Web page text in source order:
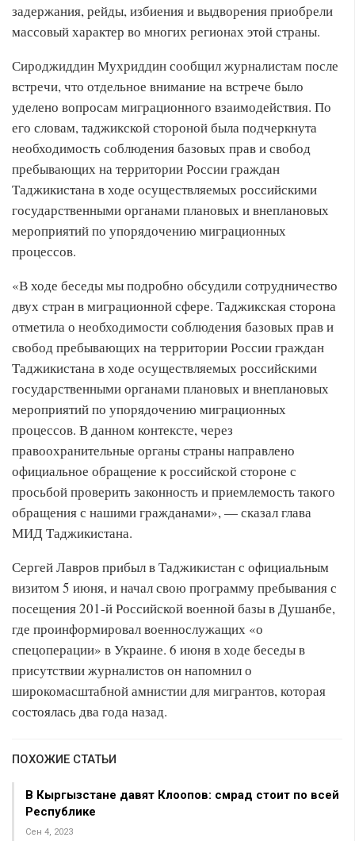
задержания, рейды, избиения и выдворения приобрели
массовый характер во многих регионах этой страны.
Сироджиддин Мухриддин сообщил журналистам после
встречи, что отдельное внимание на встрече было
уделено вопросам миграционного взаимодействия. По
его словам, таджикской стороной была подчеркнута
необходимость соблюдения базовых прав и свобод
пребывающих на территории России граждан
Таджикистана в ходе осуществляемых российскими
государственными органами плановых и внеплановых
мероприятий по упорядочению миграционных
процессов.
«В ходе беседы мы подробно обсудили сотрудничество
двух стран в миграционной сфере. Таджикская сторона
отметила о необходимости соблюдения базовых прав и
свобод пребывающих на территории России граждан
Таджикистана в ходе осуществляемых российскими
государственными органами плановых и внеплановых
мероприятий по упорядочению миграционных
процессов. В данном контексте, через
правоохранительные органы страны направлено
официальное обращение к российской стороне с
просьбой проверить законность и приемлемость такого
обращения с нашими гражданами», — сказал глава
МИД Таджикистана.
Сергей Лавров прибыл в Таджикистан с официальным
визитом 5 июня, и начал свою программу пребывания с
посещения 201-й Российской военной базы в Душанбе,
где проинформировал военнослужащих «о
спецоперации» в Украине. 6 июня в ходе беседы в
присутствии журналистов он напомнил о
широкомасштабной амнистии для мигрантов, которая
состоялась два года назад.
ПОХОЖИЕ СТАТЬИ
В Кыргызстане давят Клоопов: смрад стоит по всей
Республике
Сен 4, 2023